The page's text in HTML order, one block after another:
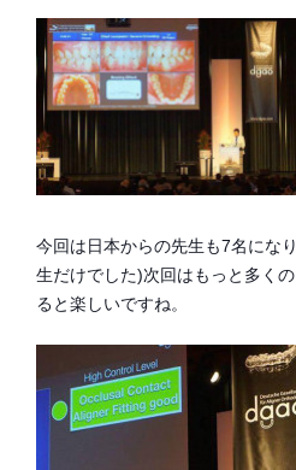
今回は日本からの先生も7名にな
生だけでした)次回はもっと多く
ると楽しいですね。